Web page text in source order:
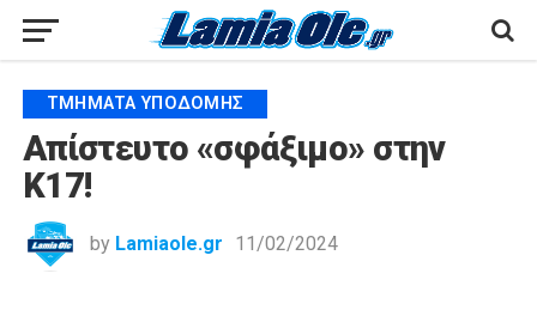
ΤΜΉΜΑΤΑ ΥΠΟΔΟΜΉΣ
Απίστευτο «σφάξιμο» στην
Κ17!
by Lamiaole.gr 11/02/2024